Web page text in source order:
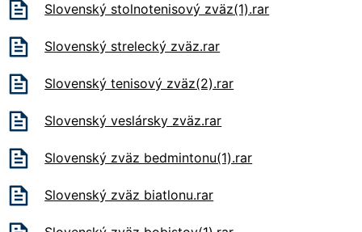
Slovenský stolnotenisový zväz(1).rar
Slovenský strelecký zväz.rar
Slovenský tenisový zväz(2).rar
Slovenský veslársky zväz.rar
Slovenský zväz bedmintonu(1).rar
Slovenský zväz biatlonu.rar